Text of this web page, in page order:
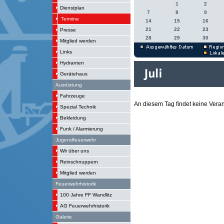
Dienstplan
Termine
Presse
Mitglied werden
Links
Hydranten
Gerätehaus
Ausrüstung
Fahrzeuge
Spezial Technik
Bekleidung
Funk / Alarmierung
Jugendfeuerwehr
Wir über uns
Reinschnuppern
Mitglied werden
Feuerwehrhistorik
100 Jahre FF Wandlitz
AG Feuerwehrhistorik
Galerie
1
2
7
8
9
14
15
16
21
22
23
28
29 30
An diesem Tag findet keine